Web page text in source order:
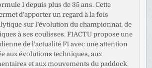
1 depuis plus de 35 ans. Cette
d’apporter un regard à la fois
sur l’évolution du championnat, de
à ses coulisses. F1ACTU propose une
de l’actualité F1 avec une attention
aux évolutions techniques, aux
et aux mouvements du paddock.